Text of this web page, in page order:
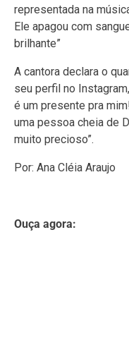
representada na
Ele apagou com
brilhante”
A cantora declara o
seu perfil no
é um presente pra
uma pessoa cheia de
muito precioso”.
Por: Ana Cléia Araujo
Ouça agora: